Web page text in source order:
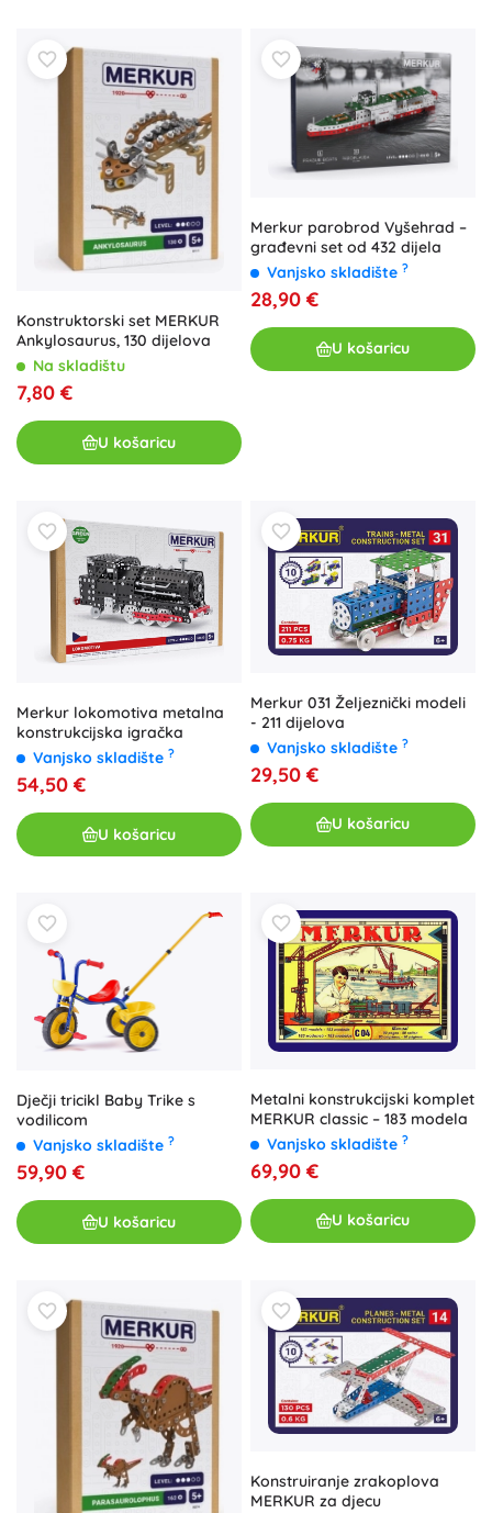
Konstruktorski set MERKUR
Ankylosaurus, 130 dijelova
Na skladištu
7,80 €
U košaricu
Merkur parobrod Vyšehrad –
građevni set od 432 dijela
Vanjsko skladište ?
28,90 €
U košaricu
Merkur lokomotiva metalna
konstrukcijska igračka
Vanjsko skladište ?
54,50 €
U košaricu
Merkur 031 Željeznički modeli
- 211 dijelova
Vanjsko skladište ?
29,50 €
U košaricu
Dječji tricikl Baby Trike s
vodilicom
Vanjsko skladište ?
59,90 €
U košaricu
Metalni konstrukcijski komplet
MERKUR classic – 183 modela
Vanjsko skladište ?
69,90 €
U košaricu
Konstruiranje zrakoplova
MERKUR za djecu